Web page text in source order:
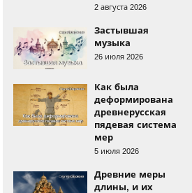
2 августа 2026
Застывшая
музыка
26 июля 2026
Как была
деформирована
древнерусская
пядевая система
мер
5 июля 2026
Древние меры
длины, и их